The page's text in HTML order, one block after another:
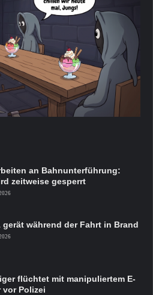
an Bahnunterführung:
zeitweise gesperrt
gerät während der Fahrt in Brand
flüchtet mit manipuliertem E-
vor Polizei